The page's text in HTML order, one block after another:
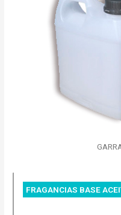
FRAGANCIAS BASE